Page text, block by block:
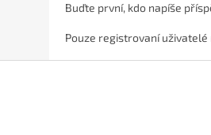
Buďte první, kdo napíše
Pouze registrovaní